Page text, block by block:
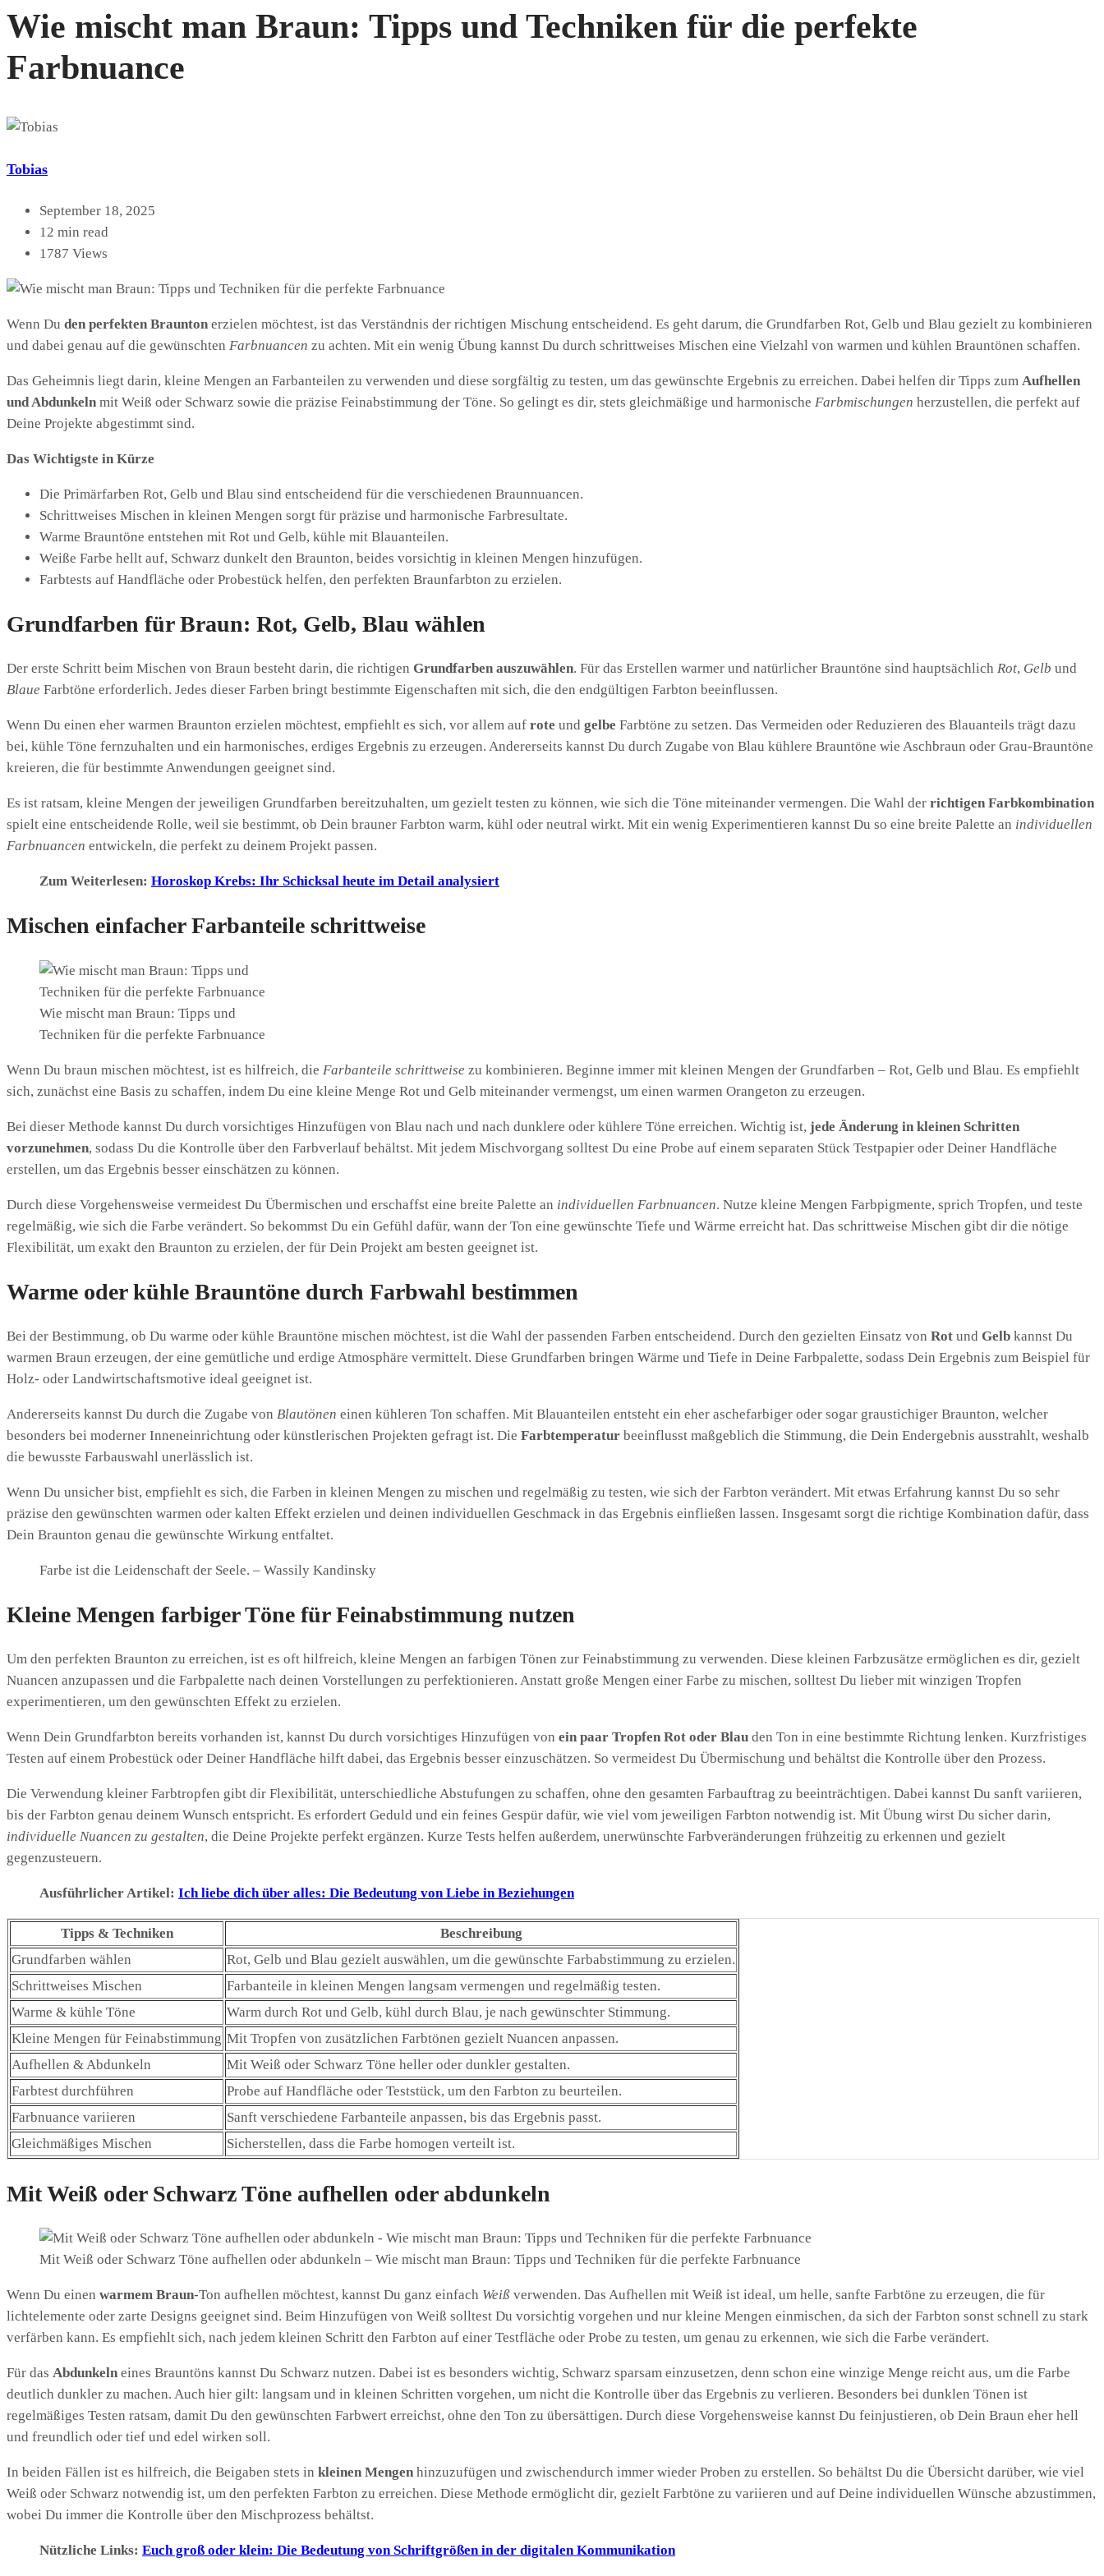
Wie mischt man Braun: Tipps und Techniken für die perfekte
Farbnuance
Tobias
September 18, 2025
12 min read
1787 Views
Wenn Du den perfekten Braunton erzielen möchtest, ist das Verständnis der richtigen Mischung entscheidend. Es geht darum, die Grundfarben Rot, Gelb und Blau gezielt zu kombinieren
und dabei genau auf die gewünschten Farbnuancen zu achten. Mit ein wenig Übung kannst Du durch schrittweises Mischen eine Vielzahl von warmen und kühlen Brauntönen schaffen.
Das Geheimnis liegt darin, kleine Mengen an Farbanteilen zu verwenden und diese sorgfältig zu testen, um das gewünschte Ergebnis zu erreichen. Dabei helfen dir Tipps zum Aufhellen
und Abdunkeln mit Weiß oder Schwarz sowie die präzise Feinabstimmung der Töne. So gelingt es dir, stets gleichmäßige und harmonische Farbmischungen herzustellen, die perfekt auf
Deine Projekte abgestimmt sind.
Das Wichtigste in Kürze
Die Primärfarben Rot, Gelb und Blau sind entscheidend für die verschiedenen Braunnuancen.
Schrittweises Mischen in kleinen Mengen sorgt für präzise und harmonische Farbresultate.
Warme Brauntöne entstehen mit Rot und Gelb, kühle mit Blauanteilen.
Weiße Farbe hellt auf, Schwarz dunkelt den Braunton, beides vorsichtig in kleinen Mengen hinzufügen.
Farbtests auf Handfläche oder Probestück helfen, den perfekten Braunfarbton zu erzielen.
Grundfarben für Braun: Rot, Gelb, Blau wählen
Der erste Schritt beim Mischen von Braun besteht darin, die richtigen Grundfarben auszuwählen. Für das Erstellen warmer und natürlicher Brauntöne sind hauptsächlich Rot, Gelb und
Blaue Farbtöne erforderlich. Jedes dieser Farben bringt bestimmte Eigenschaften mit sich, die den endgültigen Farbton beeinflussen.
Wenn Du einen eher warmen Braunton erzielen möchtest, empfiehlt es sich, vor allem auf rote und gelbe Farbtöne zu setzen. Das Vermeiden oder Reduzieren des Blauanteils trägt dazu
bei, kühle Töne fernzuhalten und ein harmonisches, erdiges Ergebnis zu erzeugen. Andererseits kannst Du durch Zugabe von Blau kühlere Brauntöne wie Aschbraun oder Grau-Brauntöne
kreieren, die für bestimmte Anwendungen geeignet sind.
Es ist ratsam, kleine Mengen der jeweiligen Grundfarben bereitzuhalten, um gezielt testen zu können, wie sich die Töne miteinander vermengen. Die Wahl der richtigen Farbkombination
spielt eine entscheidende Rolle, weil sie bestimmt, ob Dein brauner Farbton warm, kühl oder neutral wirkt. Mit ein wenig Experimentieren kannst Du so eine breite Palette an individuellen
Farbnuancen entwickeln, die perfekt zu deinem Projekt passen.
Zum Weiterlesen: Horoskop Krebs: Ihr Schicksal heute im Detail analysiert
Mischen einfacher Farbanteile schrittweise
Wie mischt man Braun: Tipps und
Techniken für die perfekte Farbnuance
Wenn Du braun mischen möchtest, ist es hilfreich, die Farbanteile schrittweise zu kombinieren. Beginne immer mit kleinen Mengen der Grundfarben – Rot, Gelb und Blau. Es empfiehlt
sich, zunächst eine Basis zu schaffen, indem Du eine kleine Menge Rot und Gelb miteinander vermengst, um einen warmen Orangeton zu erzeugen.
Bei dieser Methode kannst Du durch vorsichtiges Hinzufügen von Blau nach und nach dunklere oder kühlere Töne erreichen. Wichtig ist, jede Änderung in kleinen Schritten
vorzunehmen, sodass Du die Kontrolle über den Farbverlauf behältst. Mit jedem Mischvorgang solltest Du eine Probe auf einem separaten Stück Testpapier oder Deiner Handfläche
erstellen, um das Ergebnis besser einschätzen zu können.
Durch diese Vorgehensweise vermeidest Du Übermischen und erschaffst eine breite Palette an individuellen Farbnuancen. Nutze kleine Mengen Farbpigmente, sprich Tropfen, und teste
regelmäßig, wie sich die Farbe verändert. So bekommst Du ein Gefühl dafür, wann der Ton eine gewünschte Tiefe und Wärme erreicht hat. Das schrittweise Mischen gibt dir die nötige
Flexibilität, um exakt den Braunton zu erzielen, der für Dein Projekt am besten geeignet ist.
Warme oder kühle Brauntöne durch Farbwahl bestimmen
Bei der Bestimmung, ob Du warme oder kühle Brauntöne mischen möchtest, ist die Wahl der passenden Farben entscheidend. Durch den gezielten Einsatz von Rot und Gelb kannst Du
warmen Braun erzeugen, der eine gemütliche und erdige Atmosphäre vermittelt. Diese Grundfarben bringen Wärme und Tiefe in Deine Farbpalette, sodass Dein Ergebnis zum Beispiel für
Holz- oder Landwirtschaftsmotive ideal geeignet ist.
Andererseits kannst Du durch die Zugabe von Blautönen einen kühleren Ton schaffen. Mit Blauanteilen entsteht ein eher aschefarbiger oder sogar graustichiger Braunton, welcher
besonders bei moderner Inneneinrichtung oder künstlerischen Projekten gefragt ist. Die Farbtemperatur beeinflusst maßgeblich die Stimmung, die Dein Endergebnis ausstrahlt, weshalb
die bewusste Farbauswahl unerlässlich ist.
Wenn Du unsicher bist, empfiehlt es sich, die Farben in kleinen Mengen zu mischen und regelmäßig zu testen, wie sich der Farbton verändert. Mit etwas Erfahrung kannst Du so sehr
präzise den gewünschten warmen oder kalten Effekt erzielen und deinen individuellen Geschmack in das Ergebnis einfließen lassen. Insgesamt sorgt die richtige Kombination dafür, dass
Dein Braunton genau die gewünschte Wirkung entfaltet.
Farbe ist die Leidenschaft der Seele. – Wassily Kandinsky
Kleine Mengen farbiger Töne für Feinabstimmung nutzen
Um den perfekten Braunton zu erreichen, ist es oft hilfreich, kleine Mengen an farbigen Tönen zur Feinabstimmung zu verwenden. Diese kleinen Farbzusätze ermöglichen es dir, gezielt
Nuancen anzupassen und die Farbpalette nach deinen Vorstellungen zu perfektionieren. Anstatt große Mengen einer Farbe zu mischen, solltest Du lieber mit winzigen Tropfen
experimentieren, um den gewünschten Effekt zu erzielen.
Wenn Dein Grundfarbton bereits vorhanden ist, kannst Du durch vorsichtiges Hinzufügen von ein paar Tropfen Rot oder Blau den Ton in eine bestimmte Richtung lenken. Kurzfristiges
Testen auf einem Probestück oder Deiner Handfläche hilft dabei, das Ergebnis besser einzuschätzen. So vermeidest Du Übermischung und behältst die Kontrolle über den Prozess.
Die Verwendung kleiner Farbtropfen gibt dir Flexibilität, unterschiedliche Abstufungen zu schaffen, ohne den gesamten Farbauftrag zu beeinträchtigen. Dabei kannst Du sanft variieren,
bis der Farbton genau deinem Wunsch entspricht. Es erfordert Geduld und ein feines Gespür dafür, wie viel vom jeweiligen Farbton notwendig ist. Mit Übung wirst Du sicher darin,
individuelle Nuancen zu gestalten, die Deine Projekte perfekt ergänzen. Kurze Tests helfen außerdem, unerwünschte Farbveränderungen frühzeitig zu erkennen und gezielt
gegenzusteuern.
Ausführlicher Artikel: Ich liebe dich über alles: Die Bedeutung von Liebe in Beziehungen
Tipps & Techniken
Beschreibung
Grundfarben wählen
Rot, Gelb und Blau gezielt auswählen, um die gewünschte Farbabstimmung zu erzielen.
Schrittweises Mischen
Farbanteile in kleinen Mengen langsam vermengen und regelmäßig testen.
Warme & kühle Töne
Warm durch Rot und Gelb, kühl durch Blau, je nach gewünschter Stimmung.
Kleine Mengen für Feinabstimmung Mit Tropfen von zusätzlichen Farbtönen gezielt Nuancen anpassen.
Aufhellen & Abdunkeln
Mit Weiß oder Schwarz Töne heller oder dunkler gestalten.
Farbtest durchführen
Probe auf Handfläche oder Teststück, um den Farbton zu beurteilen.
Farbnuance variieren
Sanft verschiedene Farbanteile anpassen, bis das Ergebnis passt.
Gleichmäßiges Mischen
Sicherstellen, dass die Farbe homogen verteilt ist.
Mit Weiß oder Schwarz Töne aufhellen oder abdunkeln
Mit Weiß oder Schwarz Töne aufhellen oder abdunkeln – Wie mischt man Braun: Tipps und Techniken für die perfekte Farbnuance
Wenn Du einen warmem Braun-Ton aufhellen möchtest, kannst Du ganz einfach Weiß verwenden. Das Aufhellen mit Weiß ist ideal, um helle, sanfte Farbtöne zu erzeugen, die für
lichtelemente oder zarte Designs geeignet sind. Beim Hinzufügen von Weiß solltest Du vorsichtig vorgehen und nur kleine Mengen einmischen, da sich der Farbton sonst schnell zu stark
verfärben kann. Es empfiehlt sich, nach jedem kleinen Schritt den Farbton auf einer Testfläche oder Probe zu testen, um genau zu erkennen, wie sich die Farbe verändert.
Für das Abdunkeln eines Brauntöns kannst Du Schwarz nutzen. Dabei ist es besonders wichtig, Schwarz sparsam einzusetzen, denn schon eine winzige Menge reicht aus, um die Farbe
deutlich dunkler zu machen. Auch hier gilt: langsam und in kleinen Schritten vorgehen, um nicht die Kontrolle über das Ergebnis zu verlieren. Besonders bei dunklen Tönen ist
regelmäßiges Testen ratsam, damit Du den gewünschten Farbwert erreichst, ohne den Ton zu übersättigen. Durch diese Vorgehensweise kannst Du feinjustieren, ob Dein Braun eher hell
und freundlich oder tief und edel wirken soll.
In beiden Fällen ist es hilfreich, die Beigaben stets in kleinen Mengen hinzuzufügen und zwischendurch immer wieder Proben zu erstellen. So behältst Du die Übersicht darüber, wie viel
Weiß oder Schwarz notwendig ist, um den perfekten Farbton zu erreichen. Diese Methode ermöglicht dir, gezielt Farbtöne zu variieren und auf Deine individuellen Wünsche abzustimmen,
wobei Du immer die Kontrolle über den Mischprozess behältst.
Nützliche Links: Euch groß oder klein: Die Bedeutung von Schriftgrößen in der digitalen Kommunikation